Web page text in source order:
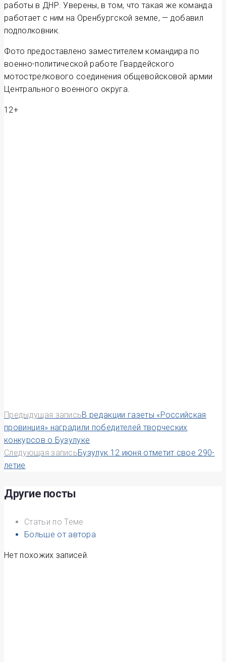
работы в ДНР. Уверены, в том, что такая же команда
работает с ним на Оренбургской земле, — добавил
подполковник.
Фото предоставлено заместителем командира по
военно-политической работе Гвардейского
мотострелкового соединения общевойсковой армии
Центрального военного округа.
12+
Навигация
по
записям
Предыдущая записьВ редакции газеты «Российская
провинция» наградили победителей творческих
конкурсов о Бузулуке
Следующая записьБузулук 12 июня отметит свое 290-
летие
Другие посты
Статьи по Теме
Больше от автора
Нет похожих записей.